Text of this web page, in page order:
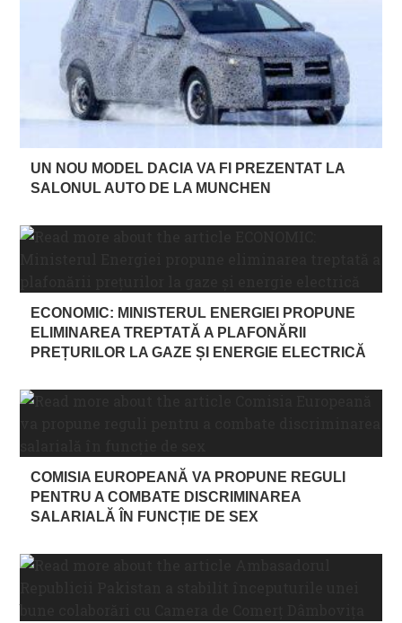
UN NOU MODEL DACIA VA FI PREZENTAT LA
SALONUL AUTO DE LA MUNCHEN
ECONOMIC: MINISTERUL ENERGIEI PROPUNE
ELIMINAREA TREPTATĂ A PLAFONĂRII
PREȚURILOR LA GAZE ȘI ENERGIE ELECTRICĂ
COMISIA EUROPEANĂ VA PROPUNE REGULI
PENTRU A COMBATE DISCRIMINAREA
SALARIALĂ ÎN FUNCȚIE DE SEX